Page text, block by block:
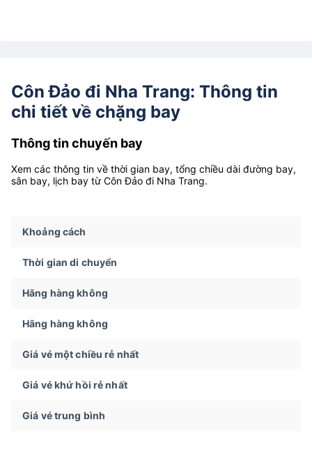
Côn Đảo đi Nha Trang: Thông tin
chi tiết về chặng bay
Thông tin chuyến bay
Xem các thông tin về thời gian bay, tổng chiều dài đường bay,
sân bay, lịch bay từ Côn Đảo đi Nha Trang.
Khoảng cách
Thời gian di chuyển
Hãng hàng không
Hãng hàng không
Giá vé một chiều rẻ nhất
Giá vé khứ hồi rẻ nhất
Giá vé trung bình